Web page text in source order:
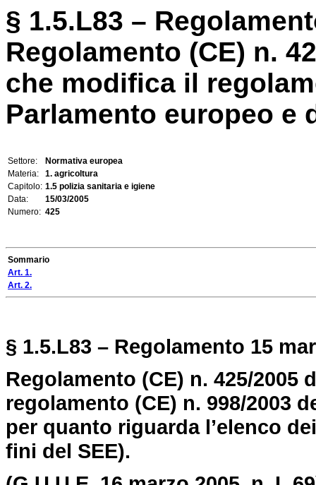
§ 1.5.L83 –
Regolamento (CE) n.
che modifica il
Parlamento europeo e
Settore:
Normativa europea
Materia:
1. agricoltura
Capitolo: 1.5 polizia sanitaria e igiene
Data:
15/03/2005
Numero: 425
Sommario
Art. 1.
Art. 2.
§ 1.5.L83 – Regolamento 15
Regolamento (CE) n. 425/
regolamento (CE) n. 998/2003
per quanto riguarda l’elenco
fini del SEE).